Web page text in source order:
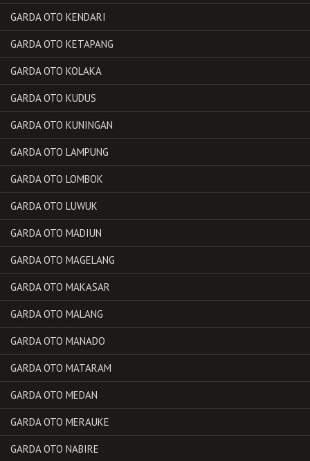
GARDA OTO KENDARI
GARDA OTO KETAPANG
GARDA OTO KOLAKA
GARDA OTO KUDUS
GARDA OTO KUNINGAN
GARDA OTO LAMPUNG
GARDA OTO LOMBOK
GARDA OTO LUWUK
GARDA OTO MADIUN
GARDA OTO MAGELANG
GARDA OTO MAKASAR
GARDA OTO MALANG
GARDA OTO MANADO
GARDA OTO MATARAM
GARDA OTO MEDAN
GARDA OTO MERAUKE
GARDA OTO NABIRE